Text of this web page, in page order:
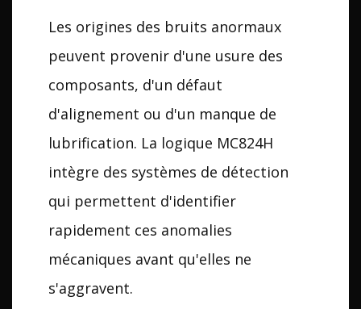
Les origines des bruits anormaux
peuvent provenir d'une usure des
composants, d'un défaut
d'alignement ou d'un manque de
lubrification. La logique MC824H
intègre des systèmes de détection
qui permettent d'identifier
rapidement ces anomalies
mécaniques avant qu'elles ne
s'aggravent.